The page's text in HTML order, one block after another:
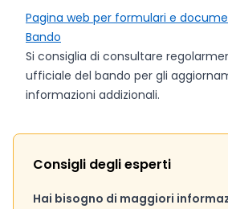
Pagina web per formulari e
Bando
Si consiglia di consultare
ufficiale del bando per gli
informazioni addizionali.
Consigli degli esperti
Hai bisogno di maggiori